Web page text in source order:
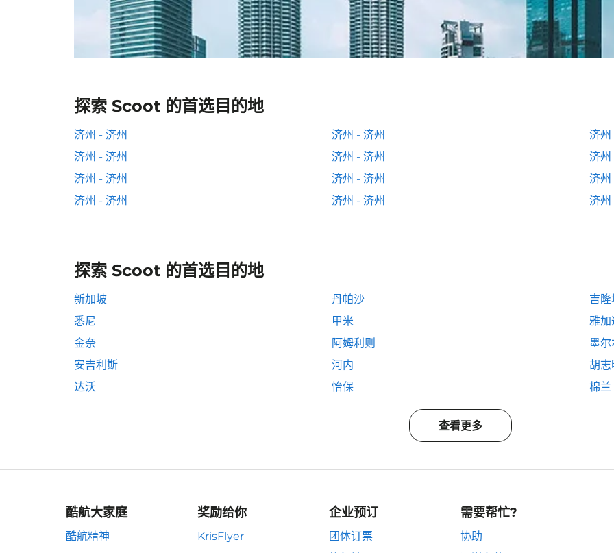
探索 Scoot 的首选目的地
济州 - 济州 济州 - 济州
济州
济州 - 济州
济州 - 济州
济州
济州 - 济州
济州 - 济州
济州
济州 - 济州
济州 - 济州 济州
探索 Scoot 的首选目的地
新加坡 丹帕沙
吉隆
悉尼
甲米
雅加
金奈
阿姆利则
墨尔
安吉利斯
河内
胡志
达沃
怡保 棉兰
查看更多
酷航大家庭
酷航精神
奖励给你
KrisFlyer
企业预订
团体订票
需要帮忙?
协助